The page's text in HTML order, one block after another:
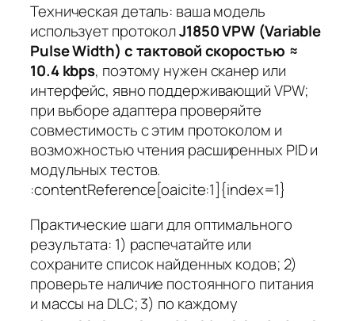
Техническая деталь: ваша модель
использует протоколJ1850 VPW (Variable
Pulse Width) с тактовой скоростью ≈
10.4 kbps, поэтому нужен сканер или
интерфейс, явно поддерживающий VPW;
при выборе адаптера проверяйте
совместимость с этим протоколом и
возможностью чтения расширенных PID и
модульных тестов.
:contentReference[oaicite:1]{index=1}
Практические шаги для оптимального
результата: 1) распечатайте или
сохраните список найденных кодов; 2)
проверьте наличие постоянного питания
и массы на DLC; 3) по каждому